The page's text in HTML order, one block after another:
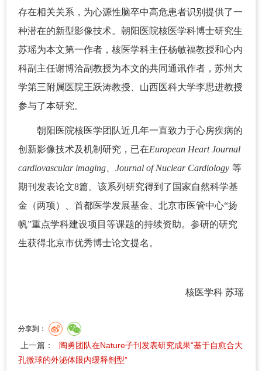
存在相关关系，为心源性脑卒中高危患者识别提供了一
种潜在的新型影像技术。朝阳医院核医学科博士研究生
苏瑶为本文第一作者，核医学科主任杨敏福教授和心内
科副主任谢博洽副教授为本文的共同通讯作者，苏州大
学第三附属医院王跃涛教授、山西医科大学李思进教授
参与了本研究。
朝阳医院核医学团队近几年一直致力于心房疾病的
创新影像技术及机制研究，已在European Heart Journal
cardiovascular imaging、Journal of Nuclear Cardiology 等
期刊发表论文8篇。该系列研究得到了国家自然科学基
金（两项）、首都医学发展基金、北京市医管中心“扬
帆”重点学科建设项目等课题的持续资助。参研的研究
生获得北京市优秀博士论文提名。
核医学科 苏瑶
分享到：
上一篇：
陶勇团队在Nature子刊发表研究成果“基于自愈合大
孔微球的外泌体眼内缓释剂型”